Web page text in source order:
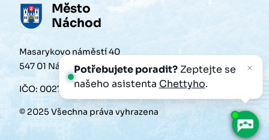
Město
Náchod
Masarykovo náměstí 40
547 01 Náchod
IČO: 00272868
© 2025 Všechna práva vyhrazena
Potřebujete poradit?Zeptejte se
našeho asistenta Chettyho.